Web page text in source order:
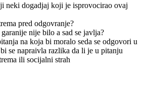
neki dogadjaj koji je isprovocirao ovaj
pred odgovranje?
nije bilo a sad se javlja?
na koja bi moralo seda se odgovori u
se napraivla razlika da li je u pitanju
ili socijalni strah